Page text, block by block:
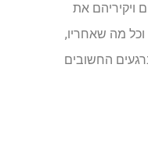
ויקיריהם את
מה שאחריו,
החשובים